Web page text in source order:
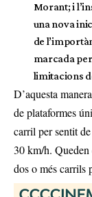
Morant; i
una nova
de
marcada
limitacions
D’aquesta
de plataformes
carril per sentit
30 km/h. Queden
dos o més carrils